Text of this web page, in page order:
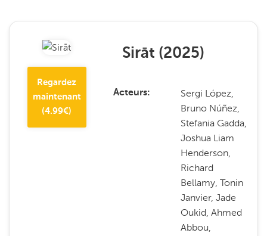
Regardez
maintenant
(4.99€)
Sirāt (2025)
Acteurs
Sergi López,
Bruno Núñez,
Stefania Gadda,
Joshua Liam
Henderson,
Richard
Bellamy, Tonin
Janvier, Jade
Oukid, Ahmed
Abbou,